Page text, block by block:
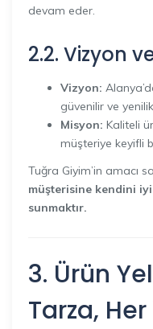
devam eder.
2.2. Vizyon
Vizyon:
güvenilir ve
Misyon: Kaliteli
müşteriye keyifli
Tuğra Giyim’in amacı
müşterisine kendini
sunmaktır.
3. Ürün
Tarza,